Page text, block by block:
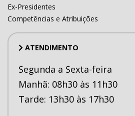
Ex-Presidentes
Competências e Atribuições
ATENDIMENTO
Segunda a Sexta-feira
Manhã: 08h30 às 11h30
Tarde: 13h30 às 17h30